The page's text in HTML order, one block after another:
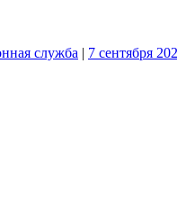
служба | 7 сентября